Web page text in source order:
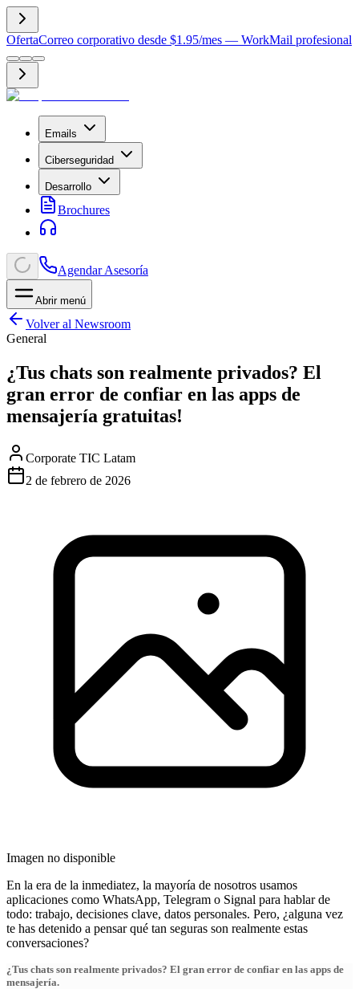
OfertaCorreo corporativo desde $1.95/mes — WorkMail profesional
Emails
Ciberseguridad
Desarrollo
Brochures
Agendar Asesoría
Abrir menú
Volver al Newsroom
General
¿Tus chats son realmente privados? El
gran error de confiar en las apps de
mensajería gratuitas!
Corporate TIC Latam
2 de febrero de 2026
Imagen no disponible
En la era de la inmediatez, la mayoría de nosotros usamos
aplicaciones como WhatsApp, Telegram o Signal para hablar de
todo: trabajo, decisiones clave, datos personales. Pero, ¿alguna vez
te has detenido a pensar qué tan seguras son realmente estas
conversaciones?
¿Tus chats son realmente privados? El gran error de confiar en las apps de
mensajería.